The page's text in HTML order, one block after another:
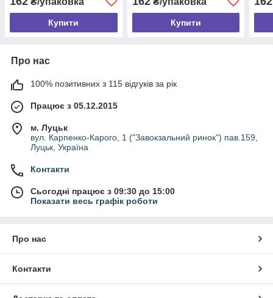
Купити Купити
Про нас
100% позитивних з 115 відгуків за рік
Працює з 05.12.2015
м. Луцьк
вул. Карпенко-Карого, 1 ("Завокзальний ринок") пав.159,
Луцьк, Україна
Контакти
Сьогодні працює з 09:30 до 15:00
Показати весь графік роботи
Про нас
Контакти